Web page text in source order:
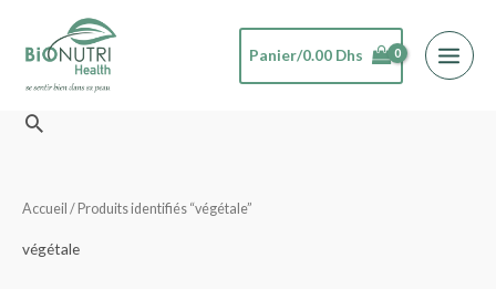
contenu
Panier/0.00 Dhs
Rechercher
Accueil / Produits identifiés “végétale”
végétale